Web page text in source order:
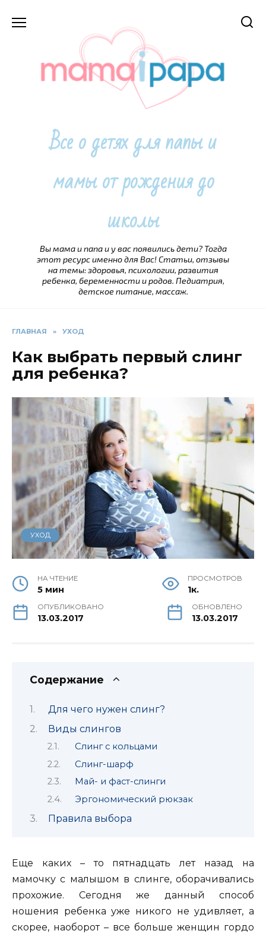
Все о детях для папы и
мамы от рождения до
школы
Вы мама и папа и у вас появились дети? Тогда
этот ресурс именно для Вас! Статьи, отзывы
на темы: здоровья, психологии, развития
ребенка, беременности и родов. Педиатрия,
детское питание, массаж.
ГЛАВНАЯ » УХОД
Как выбрать первый слинг
для ребенка?
УХОД
НА ЧТЕНИЕ
5 мин
ПРОСМОТРОВ
1к.
ОПУБЛИКОВАНО
13.03.2017
ОБНОВЛЕНО
13.03.2017
Содержание
Для чего нужен слинг?
Виды слингов
Слинг с кольцами
Слинг-шарф
Май- и фаст-слинги
Эргономический рюкзак
Правила выбора
Еще каких – то пятнадцать лет назад на
мамочку с малышом в слинге, оборачивались
прохожие. Сегодня же данный способ
ношения ребенка уже никого не удивляет, а
скорее, наоборот – все больше женщин гордо